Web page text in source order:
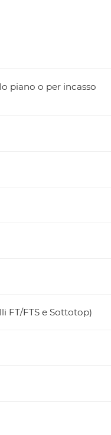
piano o per incasso
FT/FTS e Sottotop)